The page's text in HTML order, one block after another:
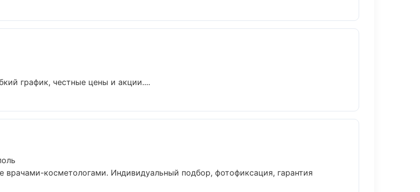
график, честные цены и акции....
косметологами. Индивидуальный подбор, фотофиксация, гарантия